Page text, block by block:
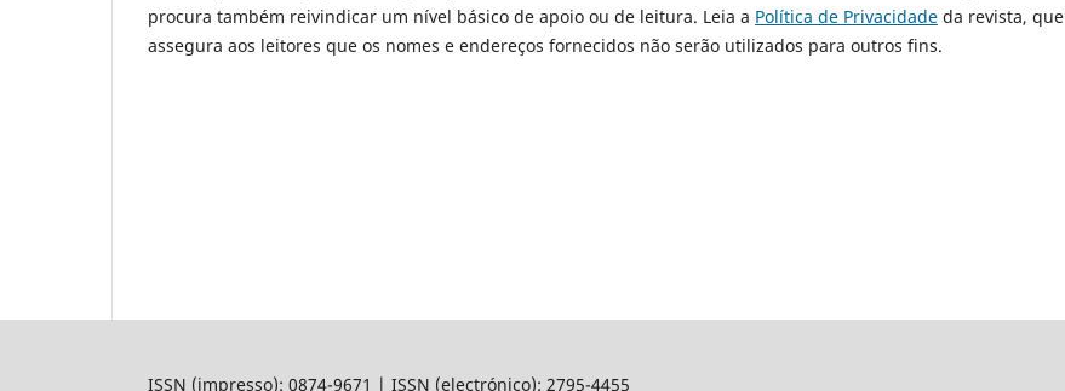
procura também reivindicar um nível básico de apoio ou de leitura. Leia a Política de Privacidade da revista, que
assegura aos leitores que os nomes e endereços fornecidos não serão utilizados para outros fins.
ISSN (impresso): 0874-9671 | ISSN (electrónico): 2795-4455